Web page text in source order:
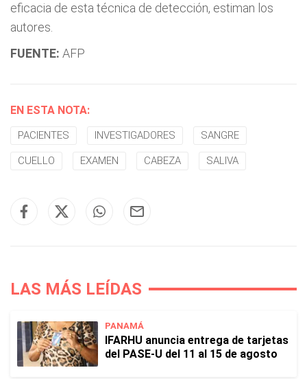
eficacia de esta técnica de detección, estiman los
autores.
FUENTE: AFP
EN ESTA NOTA:
PACIENTES INVESTIGADORES SANGRE
CUELLO EXAMEN CABEZA SALIVA
LAS MÁS LEÍDAS
PANAMÁ
IFARHU anuncia entrega de tarjetas
del PASE-U del 11 al 15 de agosto